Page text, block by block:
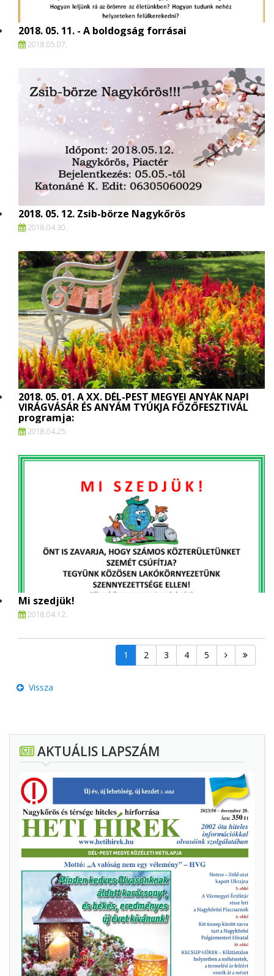
2018. 05. 11. - A boldogság forrásai
2018.05.07.
2018. 05. 12. Zsib-börze Nagykőrös
2018.04.30.
2018. 05. 01. A XX. DÉL-PEST MEGYEI ANYÁK NAPI
VIRÁGVÁSÁR ÉS ANYÁM TYÚKJA FŐZŐFESZTIVÁL
programja:
2018.04.25.
Mi szedjük!
2018.04.12.
1 2 3 4 5
Vissza
AKTUÁLIS LAPSZÁM